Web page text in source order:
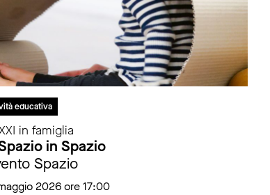
educativa
in famiglia
in Spazio
Spazio
2026 ore 17:00